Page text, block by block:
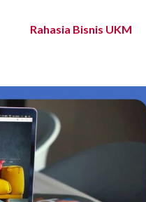
Rahasia Bisnis UKM